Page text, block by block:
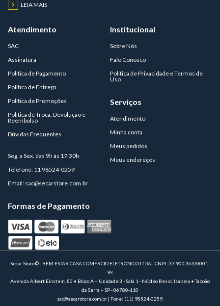
LEIA MAIS
Atendimento
SAC
Assinatura
Política de Pagamento
Política de Entrega
Política de Promoções
Política de Troca, Devolução e
Reembolso
Dúvidas Frequentes
Seg. a Sex. das 9h às 17:30h
Telefone: 11 98524-0259
Email: sac@secarstore.com.br
Institucional
Sobre Nós
Fale Conosco
Política de Privacidade e Termos de
Uso
Serviços
Atendimento
Minha conta
Meus pedidos
Meus endereços
Formas de Pagamento
Secar Store© - BEM ESTAR CASA COMERCIO ELETRONICO LTDA - CNPJ: 37.900.363/0001-
93
Avenida Albert Einstein, 80 • Bloco A – Unidade 3 - Sala 1 - Núcleo Resid. Isabela • Taboão
da Serra – SP - 06780-110
sac@secarstore.com.br | Fone: (11) 98524-0259.